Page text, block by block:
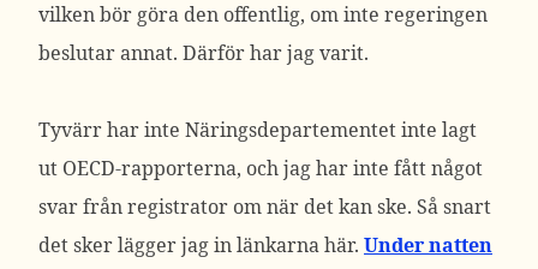
vilken bör göra den offentlig, om inte regeringen
beslutar annat. Därför har jag varit.
Tyvärr har inte Näringsdepartementet inte lagt
ut OECD-rapporterna, och jag har inte fått något
svar från registrator om när det kan ske. Så snart
det sker lägger jag in länkarna här. Under natten